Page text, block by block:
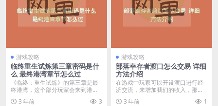
游戏攻略
临终重生试炼第三章密码是什
么 最终港湾章节怎么过
《临终：重生试炼》的第三章是最
终港湾，这个部分玩家会来到港湾
场景，但是密码的谜题...
3 年前 3
游戏攻略
部落幸存者渡口怎么交易 详细
方法介绍
在游戏中玩家可以开设渡口进行经
济交流，来增加我们的收入，那么
部落幸存者渡口怎么交...
3 年前 1